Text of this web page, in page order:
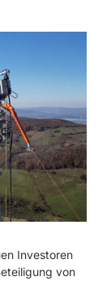
Investoren
von